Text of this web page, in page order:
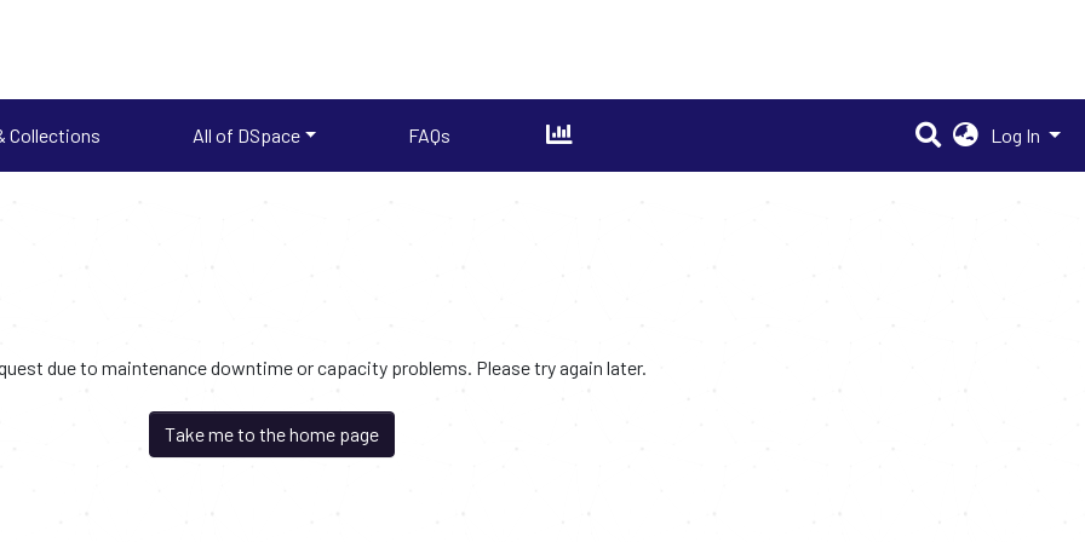
Collections All of DSpace FAQs Log In
due to maintenance downtime or capacity problems. Please try again later.
Take me to the home page